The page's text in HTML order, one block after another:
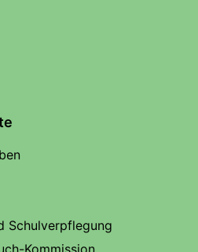
Schulverpflegung
Kommission